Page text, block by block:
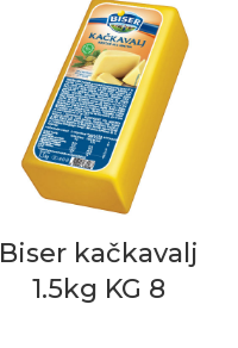
Biser kačkavalj
1.5kg KG 8